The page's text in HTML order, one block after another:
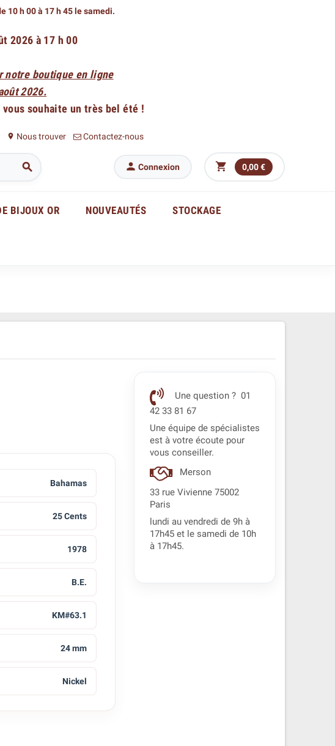
10 h 00 à 17 h 45 le samedi.
2026 à 17 h 00
notre boutique en ligne
2026.
souhaite un très bel été !
place Nous trouver Contactez-nous
  Connexion  0,00 €
BIJOUX OR NOUVEAUTÉS STOCKAGE
Bahamas
25 Cents
1978
B.E.
KM#63.1
24 mm
Nickel
Une question ? 01
42 33 81 67
Une équipe de spécialistes
est à votre écoute pour
vous conseiller.
Merson
33 rue Vivienne 75002
Paris
lundi au vendredi de 9h à
17h45 et le samedi de 10h
à 17h45.